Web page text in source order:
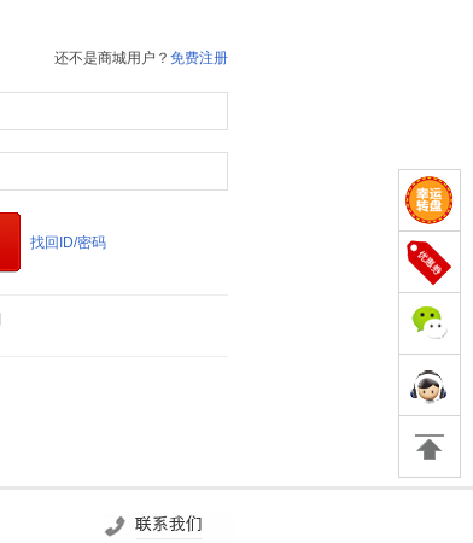
还不是商城用户？ 免费注册
找回ID/密码